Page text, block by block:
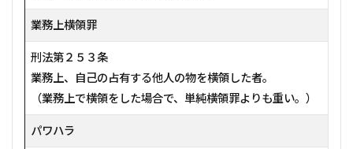
業務上横領罪
刑法第２５３条
業務上、自己の占有する他人の物を横領した者。
（業務上で横領をした場合で、単純横領罪よりも重い。）
パワハラ